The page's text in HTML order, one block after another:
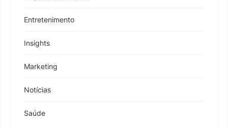
Entretenimento
Insights
Marketing
Notícias
Saúde